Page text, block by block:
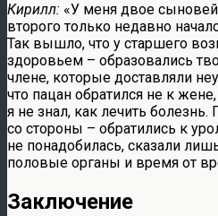
Кирилл: «У меня двое
второго только недавно
Так вышло, что у старшего
здоровьем – образовались
члене, которые доставляли
что пацан обратился не к
я не знал, как лечить
со стороны – обратились к
не понадобилась, сказали
половые органы и время от
Заключение